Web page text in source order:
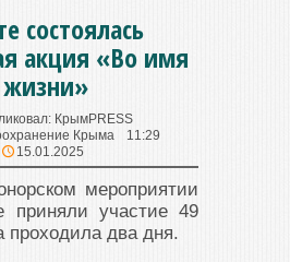
состоялась
акция «Во имя
жизни»
КрымPRESS
Крыма
11:29
15.01.2025
мероприятии
приняли участие 49
проходила два дня.